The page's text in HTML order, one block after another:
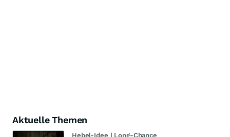
Aktuelle Themen
Hebel-Idee | Long-Chance